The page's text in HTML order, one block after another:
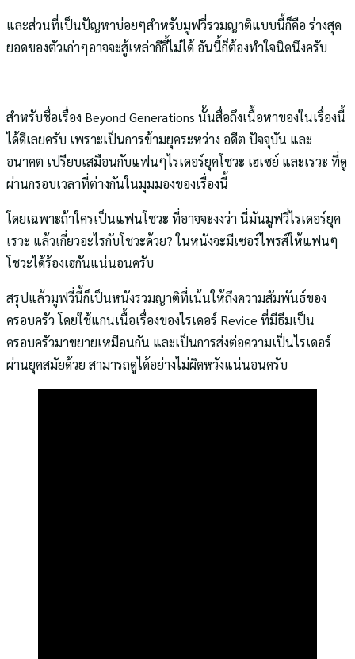
และส่วนที่เป็นปัญหาบ่อยๆสำหรับมูฟวี่รวมญาติแบบนี้ก็คือ ร่างสุด
ยอดของตัวเก่าๆอาจจะสู้เหล่ากีกี้ไม่ได้ อันนี้ก็ต้องทำใจนิดนึงครับ
สำหรับชื่อเรื่อง Beyond Generations นั้นสื่อถึงเนื้อหาของในเรื่องนี้
ได้ดีเลยครับ เพราะเป็นการข้ามยุคระหว่าง อดีต ปัจจุบัน และ
อนาคต เปรียบเสมือนกับแฟนๆไรเดอร์ยุคโชวะ เฮเซย์ และเรวะ ที่ดู
ผ่านกรอบเวลาที่ต่างกันในมุมมองของเรื่องนี้
โดยเฉพาะถ้าใครเป็นแฟนโชวะ ที่อาจจะงงว่า นี่มันมูฟวี่ไรเดอร์ยุค
เรวะ แล้วเกี่ยวอะไรกับโชวะด้วย? ในหนังจะมีเซอร์ไพรส์ให้แฟนๆ
โชวะได้ร้องเฮกันแน่นอนครับ
สรุปแล้วมูฟวี่นี้ก็เป็นหนังรวมญาติที่เน้นให้ถึงความสัมพันธ์ของ
ครอบครัว โดยใช้แกนเนื้อเรื่องของไรเดอร์ Revice ที่มีธีมเป็น
ครอบครัวมาขยายเหมือนกัน และเป็นการส่งต่อความเป็นไรเดอร์
ผ่านยุคสมัยด้วย สามารถดูได้อย่างไม่ผิดหวังแน่นอนครับ